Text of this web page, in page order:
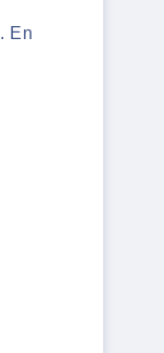
. En